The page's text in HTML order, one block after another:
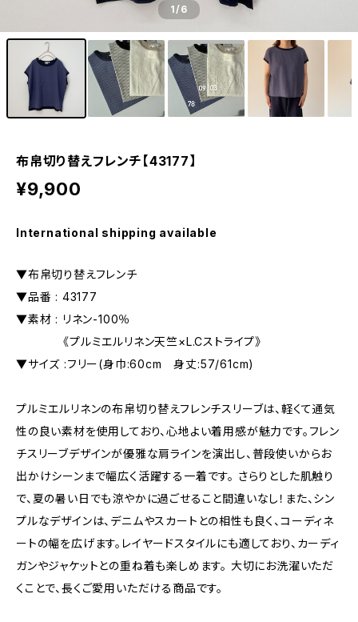
1/6
布帛切り替えフレンチ【43177】
¥9,900
International shipping available
▼布帛切り替えフレンチ
▼品番 : 43177
▼素材 : リネン-100％
《プルミエルリネン天竺×L.Cストライプ》
▼サイズ :フリー(身巾:60cm 身丈:57/61cm)
プルミエルリネンの布帛切り替えフレンチスリーブは、軽くて通気
性の良い素材を使用しており、心地よい着用感が魅力です。フレン
チスリーブデザインが優雅な肩ラインを演出し、普段使いからお
出かけシーンまで幅広く活躍する一着です。 さらりとした肌触り
で、夏の暑い日でも涼やかに過ごせること間違いなし！また、シン
プルなデザインは、デニムやスカートとの相性も良く、コーディネ
ートの幅を広げます。レイヤードスタイルにも適しており、カーディ
ガンやジャケットとの重ね着も楽しめます。 大切にお洗濯いただ
くことで、長くご愛用いただける商品です。